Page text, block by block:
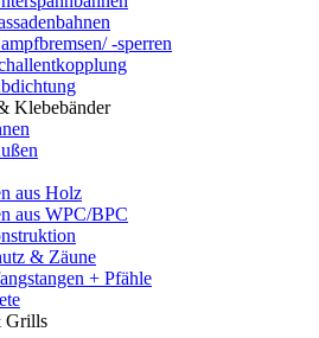
-sperren
Klebebänder
aus Holz
aus WPC/BPC
& Zäune
+ Pfähle
Grills